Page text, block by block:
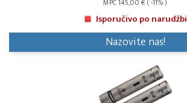
MPC 145,00 € ( -11% )
Isporučivo po narudžbi
Nazovite nas!